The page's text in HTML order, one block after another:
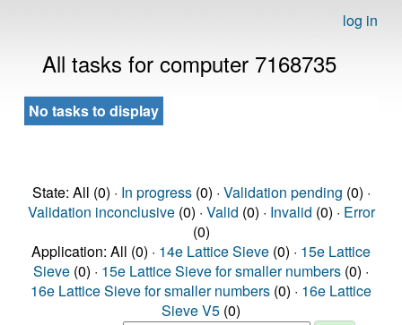
log in
All tasks for computer 7168735
No tasks to display
State: All (0) · In progress(0) · Validation pending (0) ·
Validation inconclusive(0) · Valid (0) · Invalid (0) · Error
(0)
Application: All (0) · 14e Lattice Sieve (0) · 15e Lattice
Sieve (0) · 15e Lattice Sieve for smaller numbers (0) ·
16e Lattice Sieve for smaller numbers (0) · 16e Lattice
Sieve V5 (0)